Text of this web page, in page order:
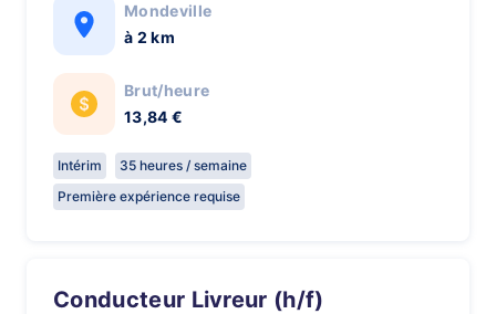
Mondeville
à 2 km
Brut/heure
13,84 €
Intérim
35 heures / semaine
Première expérience requise
Conducteur Livreur (h/f)